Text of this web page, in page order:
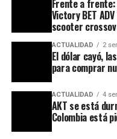
Frente a frente:
Victory BET
scooter
ACTUALIDAD 2
El dólar cayó,
para comprar
ACTUALIDAD 4
AKT se está
Colombia está